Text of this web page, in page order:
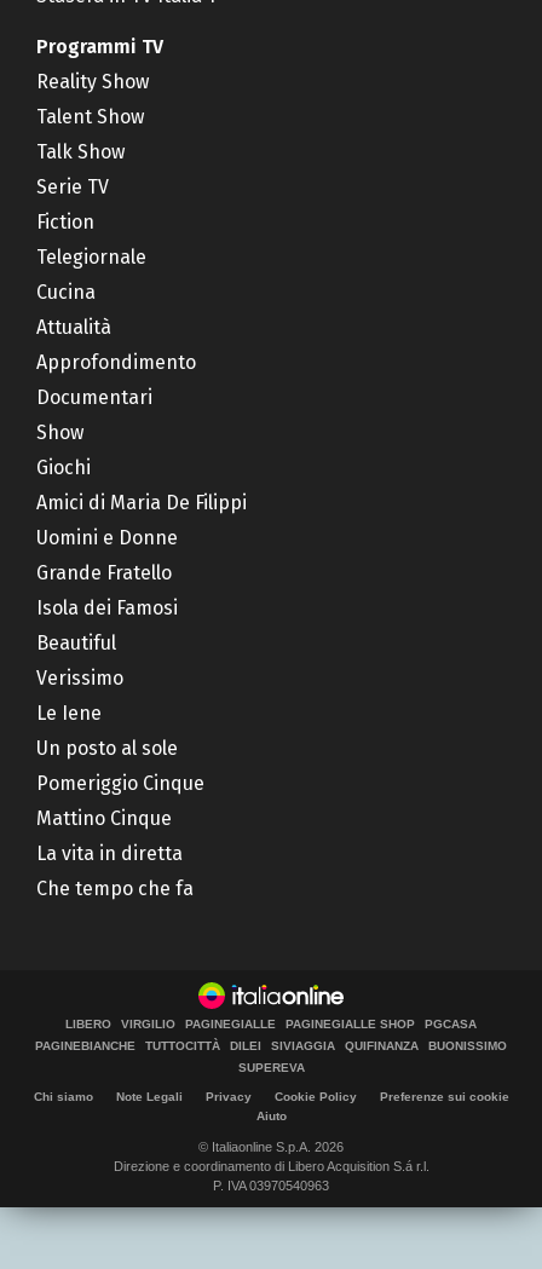
Programmi TV
Reality Show
Talent Show
Talk Show
Serie TV
Fiction
Telegiornale
Cucina
Attualità
Approfondimento
Documentari
Show
Giochi
Amici di Maria De Filippi
Uomini e Donne
Grande Fratello
Isola dei Famosi
Beautiful
Verissimo
Le Iene
Un posto al sole
Pomeriggio Cinque
Mattino Cinque
La vita in diretta
Che tempo che fa
LIBERO VIRGILIO PAGINEGIALLE PAGINEGIALLE SHOP
PGCASA
PAGINEBIANCHE
TUTTOCITTÀ DILEI SIVIAGGIA QUIFINANZA
BUONISSIMO
SUPEREVA
Chi siamo Note Legali Privacy Cookie Policy
Preferenze sui cookie
Aiuto
© Italiaonline S.p.A. 2026
Direzione e coordinamento di Libero Acquisition S.á r.l.
P. IVA 03970540963